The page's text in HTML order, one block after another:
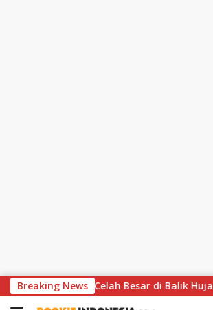
k
Breaking News
Soroti Celah Besar di Balik Hujan Gol